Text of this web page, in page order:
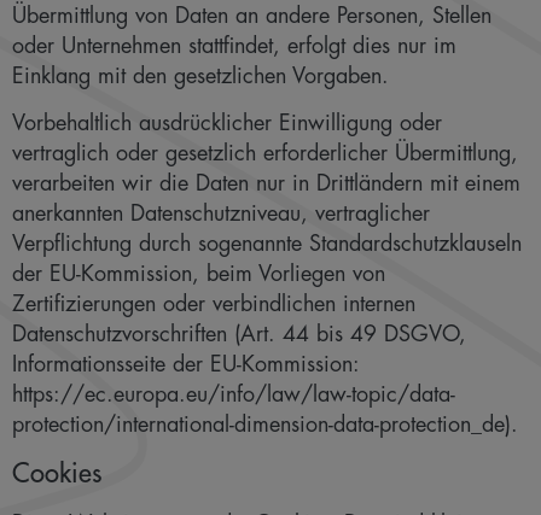
Übermittlung von Daten an andere Personen, Stellen
oder Unternehmen stattfindet, erfolgt dies nur im
Einklang mit den gesetzlichen Vorgaben.
Vorbehaltlich ausdrücklicher Einwilligung oder
vertraglich oder gesetzlich erforderlicher Übermittlung,
verarbeiten wir die Daten nur in Drittländern mit einem
anerkannten Datenschutzniveau, vertraglicher
Verpflichtung durch sogenannte Standardschutzklauseln
der EU-Kommission, beim Vorliegen von
Zertifizierungen oder verbindlichen internen
Datenschutzvorschriften (Art. 44 bis 49 DSGVO,
Informationsseite der EU-Kommission:
https://ec.europa.eu/info/law/law-topic/data-
protection/international-dimension-data-protection_de).
Cookies